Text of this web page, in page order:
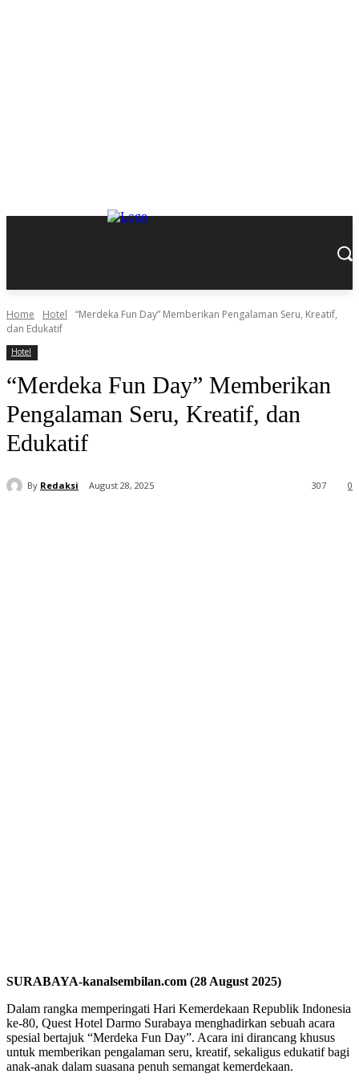
Home Hotel
“Merdeka Fun Day” Memberikan Pengalaman Seru, Kreatif,
dan Edukatif
Hotel
“Merdeka Fun Day” Memberikan
Pengalaman Seru, Kreatif, dan
Edukatif
By Redaksi August 28, 2025 0
307
SURABAYA-kanalsembilan.com (28 August 2025)
Dalam rangka memperingati Hari Kemerdekaan Republik Indonesia
ke-80, Quest Hotel Darmo Surabaya menghadirkan sebuah acara
spesial bertajuk “Merdeka Fun Day”. Acara ini dirancang khusus
untuk memberikan pengalaman seru, kreatif, sekaligus edukatif bagi
anak-anak dalam suasana penuh semangat kemerdekaan.